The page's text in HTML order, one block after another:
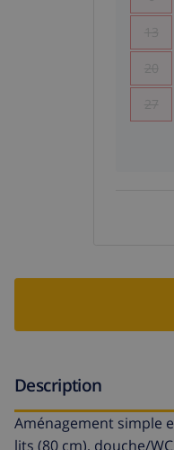
13
20
27
Description
Aménagement simple
lits (80 cm), douche/